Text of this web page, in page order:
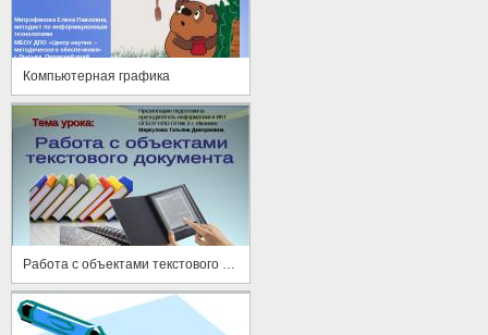
Компьютерная графика